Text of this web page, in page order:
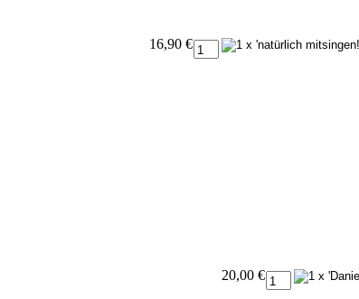
16,90 €
20,00 €